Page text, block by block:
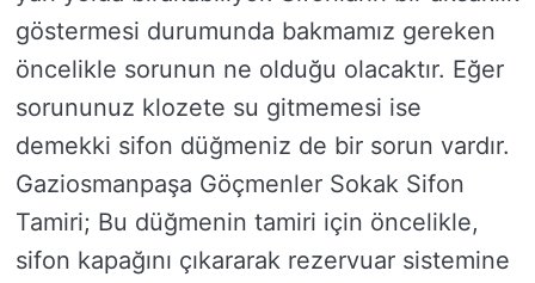
göstermesi durumunda bakmamız gereken
öncelikle sorunun ne olduğu olacaktır. Eğer
sorununuz klozete su gitmemesi ise
demekki sifon düğmeniz de bir sorun vardır.
Gaziosmanpaşa Göçmenler Sokak Sifon
Tamiri; Bu düğmenin tamiri için öncelikle,
sifon kapağını çıkararak rezervuar sistemine